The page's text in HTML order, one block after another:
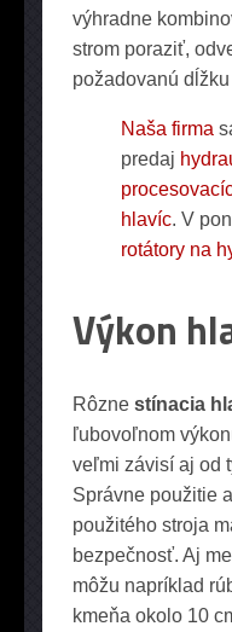
výhradne
strom poraziť,
požadovanú
Naša firma
predaj
hlavíc. V
rotátory na
Výkon
Rôzne stínacia
ľubovoľnom
veľmi závisí aj od
Správne použitie
použitého stroja
bezpečnosť. Aj
môžu napríklad
kmeňa okolo 10